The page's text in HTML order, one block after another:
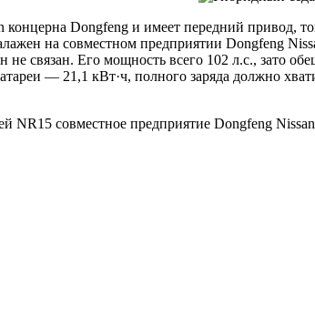
концерна Dongfeng и имеет передний привод,
на совместном предприятии Dongfeng
не связан. Его мощность всего 102 л.с., зато
— 21,1 кВт·ч, полного заряда должно
NR15 совместное предприятие Dongfeng